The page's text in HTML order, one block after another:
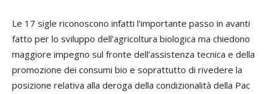
Le 17 sigle riconoscono infatti l’importante passo in avanti
fatto per lo sviluppo dell’agricoltura biologica ma chiedono
maggiore impegno sul fronte dell’assistenza tecnica e della
promozione dei consumi bio e soprattutto di rivedere la
posizione relativa alla deroga della condizionalità della Pac